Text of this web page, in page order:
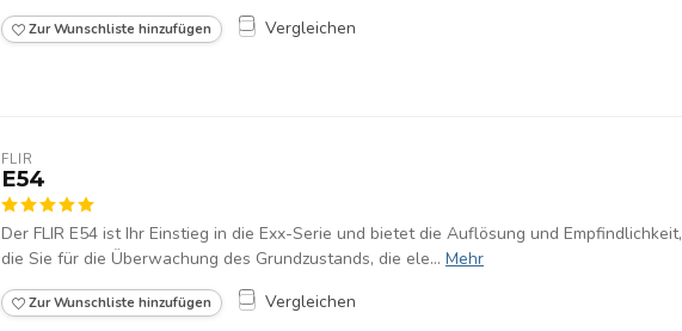
Zur Wunschliste hinzufügen Vergleichen
FLIR
E54
Der FLIR E54 ist Ihr Einstieg in die Exx-Serie und bietet die Auflösung und Empfindlichkeit,
die Sie für die Überwachung des Grundzustands, die ele... Mehr
Zur Wunschliste hinzufügen Vergleichen